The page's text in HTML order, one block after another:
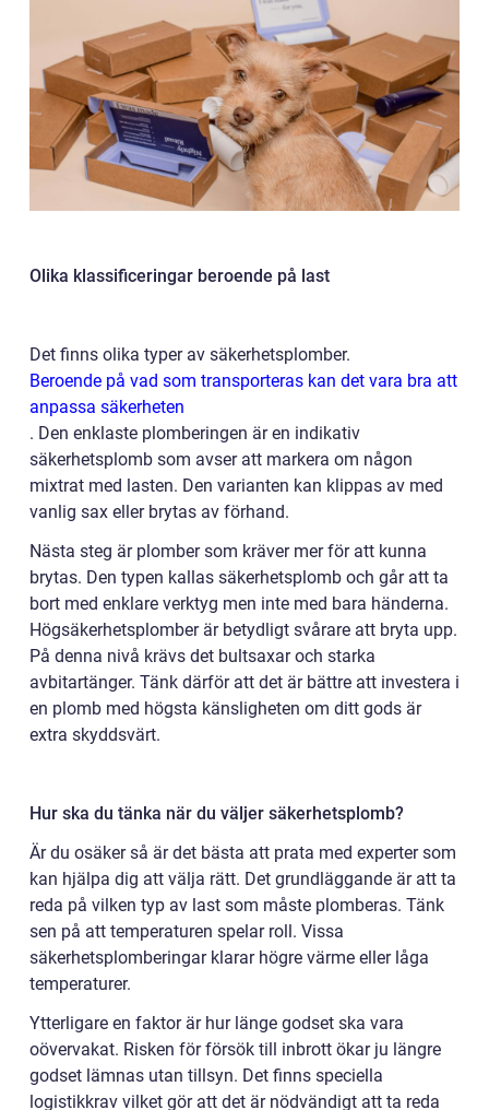
Olika klassificeringar beroende på last
Det finns olika typer av säkerhetsplomber.
Beroende på vad som transporteras kan det vara bra att
anpassa säkerheten
. Den enklaste plomberingen är en indikativ
säkerhetsplomb som avser att markera om någon
mixtrat med lasten. Den varianten kan klippas av med
vanlig sax eller brytas av förhand.
Nästa steg är plomber som kräver mer för att kunna
brytas. Den typen kallas säkerhetsplomb och går att ta
bort med enklare verktyg men inte med bara händerna.
Högsäkerhetsplomber är betydligt svårare att bryta upp.
På denna nivå krävs det bultsaxar och starka
avbitartänger. Tänk därför att det är bättre att investera i
en plomb med högsta känsligheten om ditt gods är
extra skyddsvärt.
Hur ska du tänka när du väljer säkerhetsplomb?
Är du osäker så är det bästa att prata med experter som
kan hjälpa dig att välja rätt. Det grundläggande är att ta
reda på vilken typ av last som måste plomberas. Tänk
sen på att temperaturen spelar roll. Vissa
säkerhetsplomberingar klarar högre värme eller låga
temperaturer.
Ytterligare en faktor är hur länge godset ska vara
oövervakat. Risken för försök till inbrott ökar ju längre
godset lämnas utan tillsyn. Det finns speciella
logistikkrav vilket gör att det är nödvändigt att ta reda